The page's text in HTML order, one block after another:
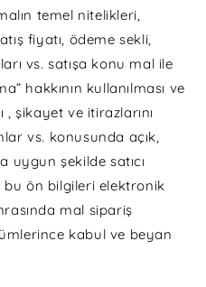
temel nitelikleri,
fiyatı, ödeme sekli,
vs. satışa konu mal ile
hakkının kullanılması ve
, şikayet ve itirazlarını
vs. konusunda açık,
uygun şekilde satıcı
ön bilgileri elektronik
mal sipariş
kabul ve beyan